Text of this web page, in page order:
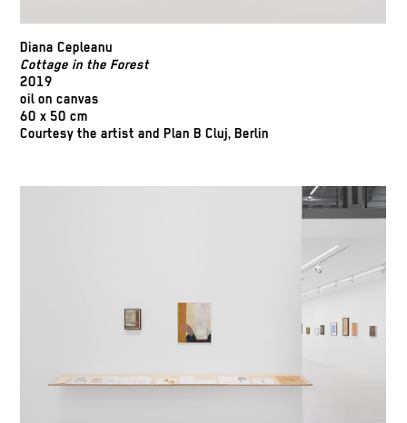
Diana Cepleanu
Cottage in the Forest
2019
oil on canvas
60 x 50 cm
Courtesy the artist and Plan B Cluj, Berlin